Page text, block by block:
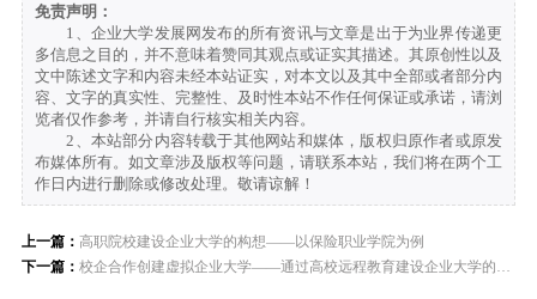
免责声明：
1、企业大学发展网发布的所有资讯与文章是出于为业界传递更
多信息之目的，并不意味着赞同其观点或证实其描述。其原创性以及
文中陈述文字和内容未经本站证实，对本文以及其中全部或者部分内
容、文字的真实性、完整性、及时性本站不作任何保证或承诺，请浏
览者仅作参考，并请自行核实相关内容。
2、本站部分内容转载于其他网站和媒体，版权归原作者或原发
布媒体所有。如文章涉及版权等问题，请联系本站，我们将在两个工
作日内进行删除或修改处理。敬请谅解！
上一篇： 高职院校建设企业大学的构想——以保险职业学院为例
下一篇：
校企合作创建虚拟企业大学——通过高校远程教育建设企业大学的探索